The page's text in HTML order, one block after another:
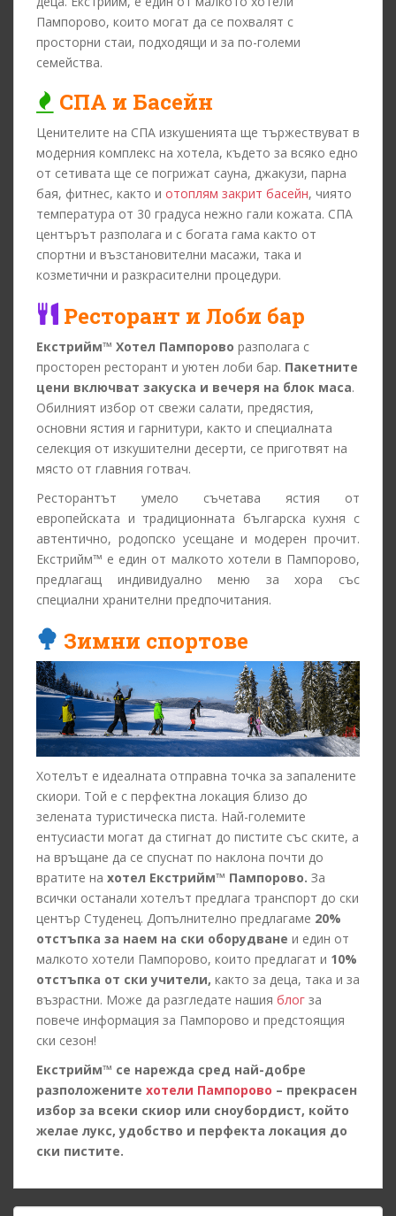
Пампорово, които могат да се похвалят с
просторни стаи, подходящи и за по-големи
семейства.
СПА и Басейн
Ценителите на СПА изкушенията ще тържествуват в
модерния комплекс на хотела, където за всяко едно
от сетивата ще се погрижат сауна, джакузи, парна
бая, фитнес, както и отоплям закрит басейн, чиято
температура от 30 градуса нежно гали кожата. СПА
центърът разполага и с богата гама както от
спортни и възстановителни масажи, така и
козметични и разкрасителни процедури.
Ресторант и Лоби бар
Екстрийм™ Хотел Пампорово разполага с
просторен ресторант и уютен лоби бар. Пакетните
цени включват закуска и вечеря на блок маса.
Обилният избор от свежи салати, предястия,
основни ястия и гарнитури, както и специалната
селекция от изкушителни десерти, се приготвят на
място от главния готвач.
Ресторантът умело съчетава ястия от
европейската и традиционната българска кухня с
автентично, родопско усещане и модерен прочит.
Екстрийм™ е един от малкото хотели в Пампорово,
предлагащ индивидуално меню за хора със
специални хранителни предпочитания.
Зимни спортове
Хотелът е идеалната отправна точка за запалените
скиори. Той е с перфектна локация близо до
зелената туристическа писта. Най-големите
ентусиасти могат да стигнат до пистите със ските, а
на връщане да се спуснат по наклона почти до
вратите на хотел Екстрийм™ Пампорово. За
всички останали хотелът предлага транспорт до ски
център Студенец. Допълнително предлагаме 20%
отстъпка за наем на ски оборудване и един от
малкото хотели Пампорово, които предлагат и 10%
отстъпка от ски учители, както за деца, така и за
възрастни. Може да разгледате нашия блог за
повече информация за Пампорово и предстоящия
ски сезон!
Екстрийм™ се нарежда сред най-добре
разположените хотели Пампорово – прекрасен
избор за всеки скиор или сноубордист, който
желае лукс, удобство и перфекта локация до
ски пистите.